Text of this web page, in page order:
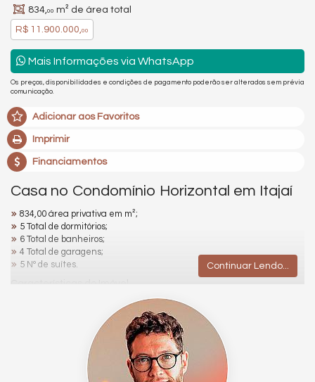
834,00 m² de área total
R$ 11.900.000,00
Mais Informações via WhatsApp
Os preços, disponibilidades e condições de pagamento poderão ser alterados sem prévia
comunicação.
Adicionar aos Favoritos
Imprimir
Financiamentos
Casa no Condomínio Horizontal em Itajaí
834,00 área privativa em m²;
5 Total de dormitórios;
6 Total de banheiros;
4 Total de garagens;
5 Nº de suítes.
Características do Imóvel
Acabamento em Gesso
Continuar Lendo...